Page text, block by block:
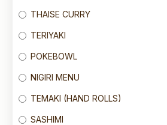
THAISE CURRY
TERIYAKI
POKEBOWL
NIGIRI MENU
TEMAKI (HAND ROLLS)
SASHIMI